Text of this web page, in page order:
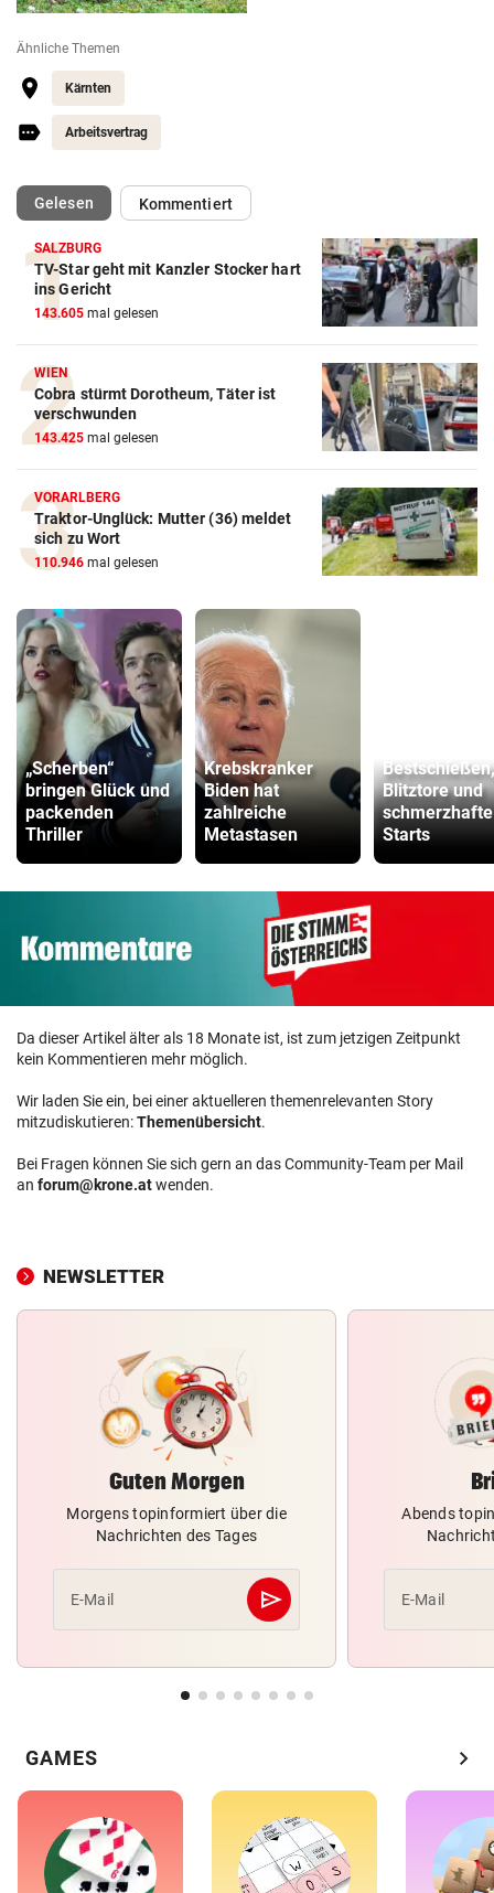
Ähnliche Themen
Kärnten
Arbeitsvertrag
Gelesen(ausgewählt)Kommentiert
SALZBURG
TV-Star geht mit Kanzler Stocker hart
ins Gericht
143.605 mal gelesen
WIEN
Cobra stürmt Dorotheum, Täter ist
verschwunden
143.425 mal gelesen
VORARLBERG
Traktor-Unglück: Mutter (36) meldet
sich zu Wort
110.946 mal gelesen
„Scherben“
bringen Glück und
packenden
Thriller
Krebskranker
Biden hat
zahlreiche
Metastasen
Bestschießen,
Blitztore und
schmerzhafte
Starts
Da dieser Artikel älter als 18 Monate ist, ist zum jetzigen Zeitpunkt
kein Kommentieren mehr möglich.
Wir laden Sie ein, bei einer aktuelleren themenrelevanten Story
mitzudiskutieren:Themenübersicht.
Bei Fragen können Sie sich gern an das Community-Team per Mail
an forum@krone.atwenden.
NEWSLETTER
Guten Morgen
Morgens topinformiert über die
Nachrichten des Tages
E-Mail send
Abschicken
Abends
E-Mail
GAMES chevron_right